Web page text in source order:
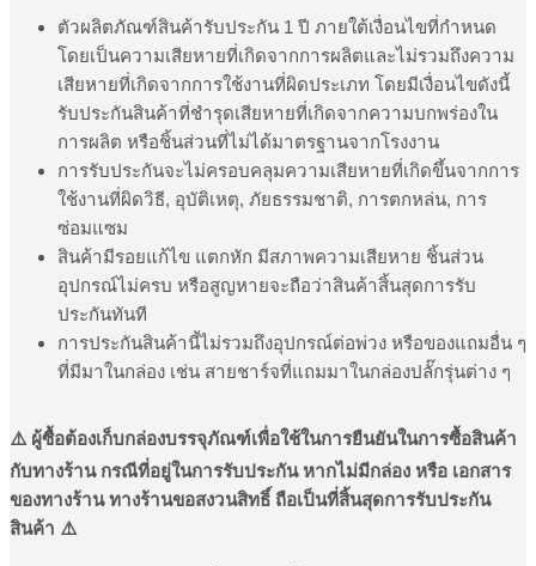
ประกัน
CZ-
100
ชิ้น
ตัวผลิตภัณฑ์สินค้ารับประกัน 1 ปี ภายใต้เงื่อนไขที่กำหนด
โดยเป็นความเสียหายที่เกิดจากการผลิตและไม่รวมถึงความ
เสียหายที่เกิดจากการใช้งานที่ผิดประเภท โดยมีเงื่อนไขดังนี้
รับประกันสินค้าที่ชำรุดเสียหายที่เกิดจากความบกพร่องใน
การผลิต หรือชิ้นส่วนที่ไม่ได้มาตรฐานจากโรงงาน
การรับประกันจะไม่ครอบคลุมความเสียหายที่เกิดขึ้นจากการ
ใช้งานที่ผิดวิธี, อุบัติเหตุ, ภัยธรรมชาติ, การตกหล่น, การ
ซ่อมแซม
สินค้ามีรอยแก้ไข แตกหัก มีสภาพความเสียหาย ชิ้นส่วน
อุปกรณ์ไม่ครบ หรือสูญหายจะถือว่าสินค้าสิ้นสุดการรับ
ประกันทันที
การประกันสินค้านี้ไม่รวมถึงอุปกรณ์ต่อพ่วง หรือของแถมอื่น ๆ
ที่มีมาในกล่อง เช่น สายชาร์จที่แถมมาในกล่องปลั๊กรุ่นต่าง ๆ
⚠️ ผู้ซื้อต้องเก็บกล่องบรรจุภัณฑ์เพื่อใช้ในการยืนยันในการซื้อสินค้า
กับทางร้าน กรณีที่อยู่ในการรับประกัน หากไม่มีกล่อง หรือ เอกสาร
ของทางร้าน ทางร้านขอสงวนสิทธิ์ ถือเป็นที่สิ้นสุดการรับประกัน
สินค้า ⚠️